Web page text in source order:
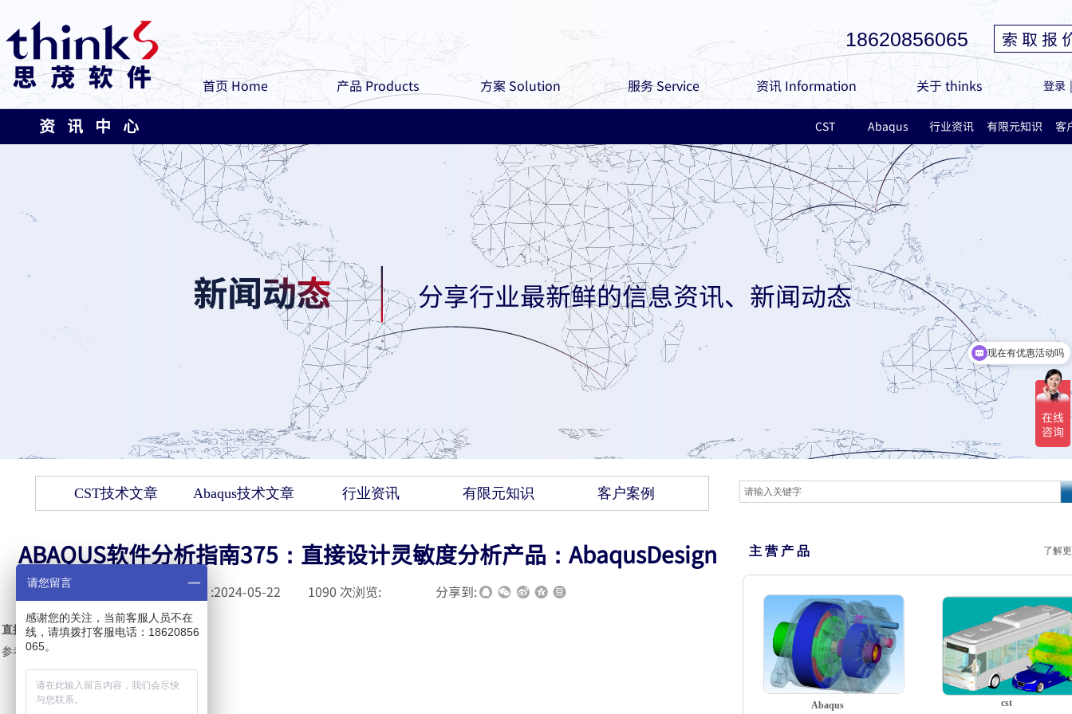
18620856065
登录 |
索 取 报
首页 Home 产品 Products 方案 Solution 服务 Service 资讯 Information 关于 thinks
分享行业最新鲜的信息资讯、新闻动态
资 讯 中 心 CST Abaqus 行业资讯 有限元知识 客
CST技术文章 Abaqus技术文章 行业资讯 有限元知识 客户案例
ABAQUS软件分析指南375：直接设计灵敏度分析产品：AbaqusDesign
发布时间 :2024-05-22 1090 次浏览: 分享到:
直接设计灵敏度分析产品：Abaqus/Design
参考资料：
l参数化建模
参数化形状变异
主 营 产 品 了解
cst
Abaqus
现在有优惠活动吗
请您留言
感谢您的关注，当前客服人员不在
线，请填拨打客服电话：18620856
065。